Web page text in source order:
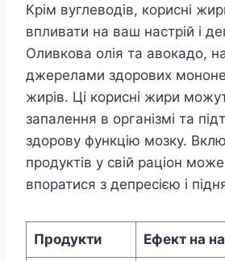
Крім вуглеводів, корисні
впливати на ваш настрій і
Оливкова олія та авокадо,
джерелами здорових
жирів. Ці корисні жири
запалення в організмі та
здорову функцію мозку.
продуктів у свій раціон
впоратися з депресією і
Продукти Ефект на